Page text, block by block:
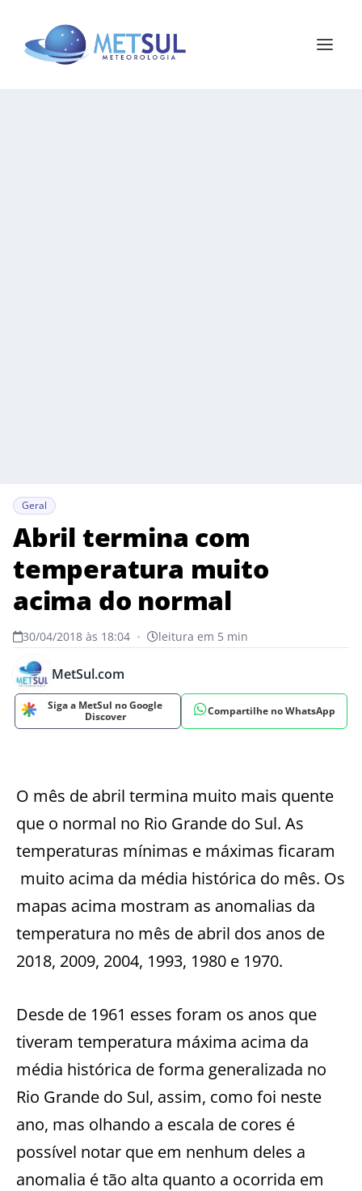
Geral
Abril termina com
temperatura muito
acima do normal
30/04/2018 às 18:04 • leitura em 5 min
MetSul.com
Siga a MetSul no Google
Discover
Compartilhe no WhatsApp
O mês de abril termina muito mais quente
que o normal no Rio Grande do Sul. As
temperaturas mínimas e máximas ficaram
muito acima da média histórica do mês. Os
mapas acima mostram as anomalias da
temperatura no mês de abril dos anos de
2018, 2009, 2004, 1993, 1980 e 1970.
Desde de 1961 esses foram os anos que
tiveram temperatura máxima acima da
média histórica de forma generalizada no
Rio Grande do Sul, assim, como foi neste
ano, mas olhando a escala de cores é
possível notar que em nenhum deles a
anomalia é tão alta quanto a ocorrida em